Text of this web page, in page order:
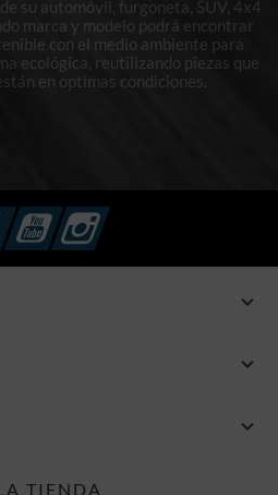
su automóvil, furgoneta, SUV, 4x4
marca y modelo podrá encontrar
con el medio ambiente para
ecológica, reutilizando piezas que
en optimas condiciones.
FacebookYouTubeInstagram



TIENDA